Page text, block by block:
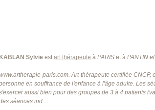
KABLAN Sylvie estart thérapeute à PARIS et à PANTIN
paris.com. Art-thérapeute certifiée
en souffrance de l'enfance à l'âge adulte. Les
aussi bien pour des groupes de 3 à 4 patients
séances ind ...